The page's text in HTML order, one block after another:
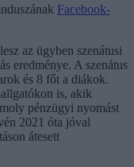
Facebook-
az ügyben szenátusi
eredménye. A szenátus
és 8 főt a diákok.
is, akik
pénzügyi nyomást
2021 óta jóval
átesett